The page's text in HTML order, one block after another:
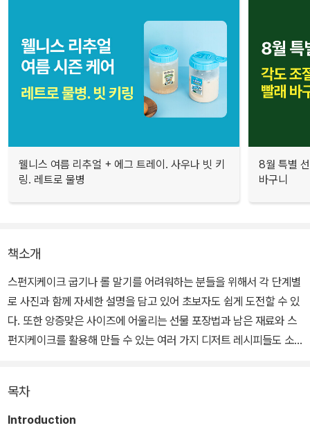
웰니스 여름 리추얼 + 에그 트레이. 사우나 빗 키
링. 레트로 물병
8월 특별
바구니
책소개
스펀지케이크 굽기나 롤 말기를 어려워하는 분들을 위해서 각 단계별
로 사진과 함께 자세한 설명을 담고 있어 초보자도 쉽게 도전할 수 있
다. 또한 앙증맞은 사이즈에 어울리는 선물 포장법과 남은 재료와 스
펀지케이크를 활용해 만들 수 있는 여러 가지 디저트 레시피들도 소
한다.
목차
Introduction